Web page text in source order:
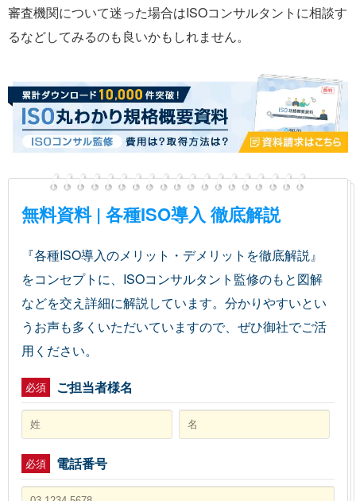
審査機関について迷った場合はISOコンサルタントに相談す
るなどしてみるのも良いかもしれません。
無料資料 | 各種ISO導入 徹底解説
『各種ISO導入のメリット・デメリットを徹底解説』
をコンセプトに、ISOコンサルタント監修のもと図解
などを交え詳細に解説しています。分かりやすいとい
うお声も多くいただいていますので、ぜひ御社でご活
用ください。
必須 ご担当者様名
必須 電話番号